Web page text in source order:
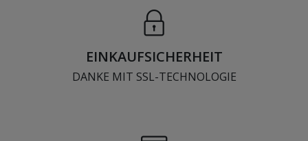
EINKAUFSICHERHEIT
DANKE MIT SSL-TECHNOLOGIE